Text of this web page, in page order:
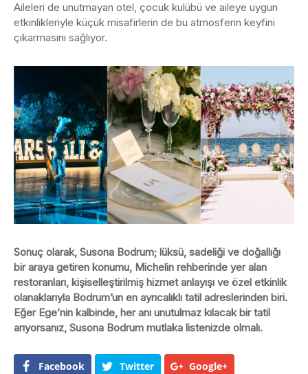
Aileleri de unutmayan otel, çocuk kulübü ve aileye uygun
etkinlikleriyle küçük misafirlerin de bu atmosferin keyfini
çıkarmasını sağlıyor.
Sonuç olarak, Susona Bodrum; lüksü, sadeliği ve doğallığı
bir araya getiren konumu, Michelin rehberinde yer alan
restoranları, kişiselleştirilmiş hizmet anlayışı ve özel etkinlik
olanaklarıyla Bodrum’un en ayrıcalıklı tatil adreslerinden biri.
Eğer Ege’nin kalbinde, her anı unutulmaz kılacak bir tatil
arıyorsanız, Susona Bodrum mutlaka listenizde olmalı.
Facebook Twitter Google+